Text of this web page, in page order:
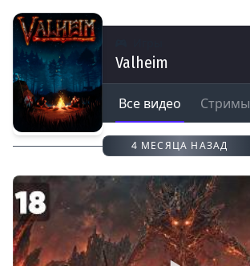
Valheim
Все видео Стримы
4 МЕСЯЦА НАЗАД